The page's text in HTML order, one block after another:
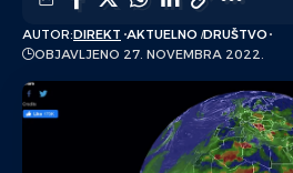
AUTOR:DIREKT AKTUELNO DRUŠTVO
OBJAVLJENO 27. NOVEMBRA 2022.